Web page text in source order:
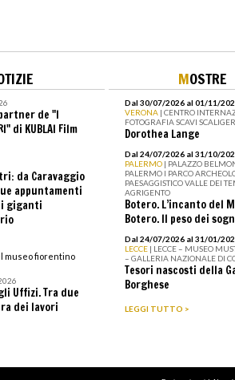
de "I
di KUBLAI Film
da Caravaggio
appuntamenti
i giganti
museo fiorentino
Uffizi. Tra due
dei lavori
MOSTRE
Dal 30/07/2026 al 01/11/
VERONA | CENTRO
FOTOGRAFIA SCAVI
Dorothea Lange
Dal 24/07/2026 al 31/10/
PALERMO | PALAZZO
PALERMO I PARCO
PAESAGGISTICO VALLE DEI
AGRIGENTO
Botero. L’incanto del
Botero. Il peso dei
Dal 24/07/2026 al 31/01/
LECCE | LECCE – MUSEO
– GALLERIA NAZIONALE DI
Tesori nascosti della
Borghese
LEGGI TUTTO >